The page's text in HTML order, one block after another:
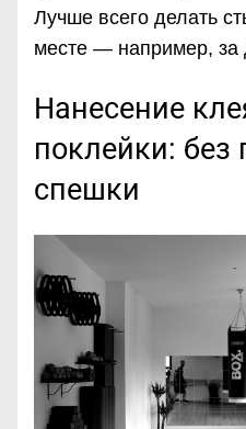
Лучше всего делать
месте — например,
Нанесение
поклейки: без
спешки